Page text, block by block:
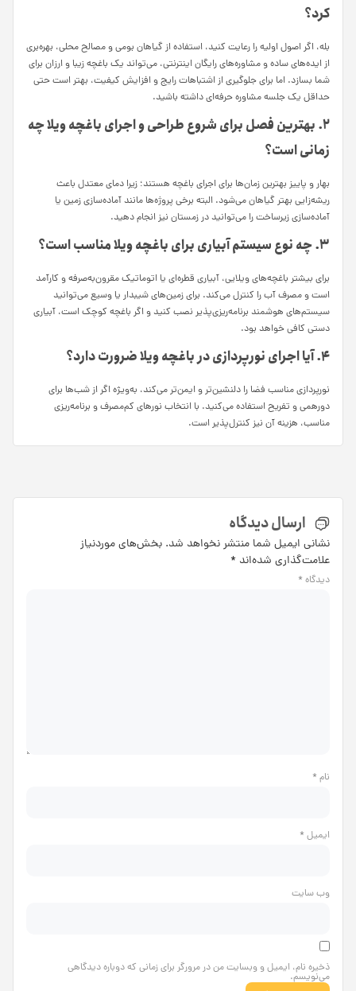
کرد؟
بله، اگر اصول اولیه را رعایت کنید، استفاده از گیاهان بومی و مصالح محلی، بهره‌بری
از ایده‌های ساده و مشاوره‌های رایگان اینترنتی، می‌تواند یک باغچه زیبا و ارزان برای
شما بسازد. اما برای جلوگیری از اشتباهات رایج و افزایش کیفیت، بهتر است حتی
حداقل یک جلسه مشاوره حرفه‌ای داشته باشید.
۲. بهترین فصل برای شروع طراحی و اجرای باغچه ویلا چه
زمانی است؟
بهار و پاییز بهترین زمان‌ها برای اجرای باغچه هستند؛ زیرا دمای معتدل باعث
ریشه‌زایی بهتر گیاهان می‌شود. البته برخی پروژه‌ها مانند آماده‌سازی زمین یا
آماده‌سازی زیرساخت را می‌توانید در زمستان نیز انجام دهید.
۳. چه نوع سیستم آبیاری برای باغچه ویلا مناسب است؟
برای بیشتر باغچه‌های ویلایی، آبیاری قطره‌ای یا اتوماتیک مقرون‌به‌صرفه و کارآمد
است و مصرف آب را کنترل می‌کند. برای زمین‌های شیبدار یا وسیع می‌توانید
سیستم‌های هوشمند برنامه‌ریزی‌پذیر نصب کنید و اگر باغچه کوچک است، آبیاری
دستی کافی خواهد بود.
۴. آیا اجرای نورپردازی در باغچه ویلا ضرورت دارد؟
نورپردازی مناسب فضا را دلنشین‌تر و ایمن‌تر می‌کند، به‌ویژه اگر از شب‌ها برای
دورهمی و تفریح استفاده می‌کنید. با انتخاب نورهای کم‌مصرف و برنامه‌ریزی
مناسب، هزینه آن نیز کنترل‌پذیر است.
ارسال دیدگاه
نشانی ایمیل شما منتشر نخواهد شد. بخش‌های موردنیاز
علامت‌گذاری شده‌اند *
دیدگاه *
نام *
ایمیل *
وب‌ سایت
ذخیره نام، ایمیل و وبسایت من در مرورگر برای زمانی که دوباره دیدگاهی
می‌نویسم.